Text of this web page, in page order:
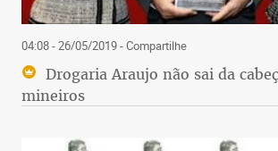
04:08 - 26/05/2019- Compartilhe
Drogaria Araujo não sai da
mineiros